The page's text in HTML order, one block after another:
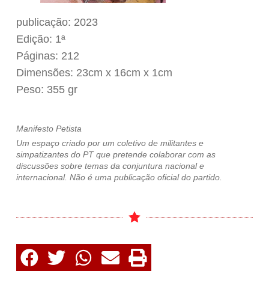
publicação: 2023
Edição: 1ª
Páginas: 212
Dimensões: 23cm x 16cm x 1cm
Peso: 355 gr
Manifesto Petista
Um espaço criado por um coletivo de militantes e
simpatizantes do PT que pretende colaborar com as
discussões sobre temas da conjuntura nacional e
internacional. Não é uma publicação oficial do partido.